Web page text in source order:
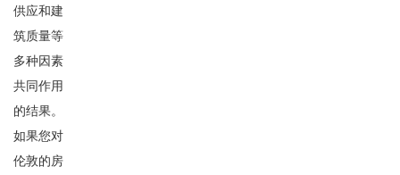
供应和建
筑质量等
多种因素
共同作用
的结果。
如果您对
伦敦的房